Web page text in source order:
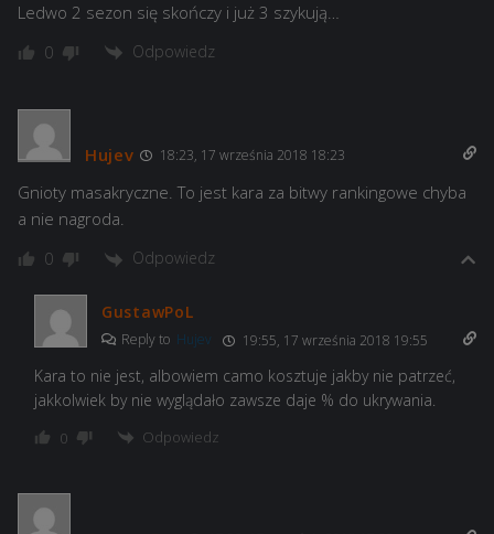
Ledwo 2 sezon się skończy i już 3 szykują…
0 Odpowiedz
Hujev 18:23, 17 września 2018 18:23
Gnioty masakryczne. To jest kara za bitwy rankingowe chyba
a nie nagroda.
0 Odpowiedz
GustawPoL
Reply to Hujev 19:55, 17 września 2018 19:55
Kara to nie jest, albowiem camo kosztuje jakby nie patrzeć,
jakkolwiek by nie wyglądało zawsze daje % do ukrywania.
0 Odpowiedz